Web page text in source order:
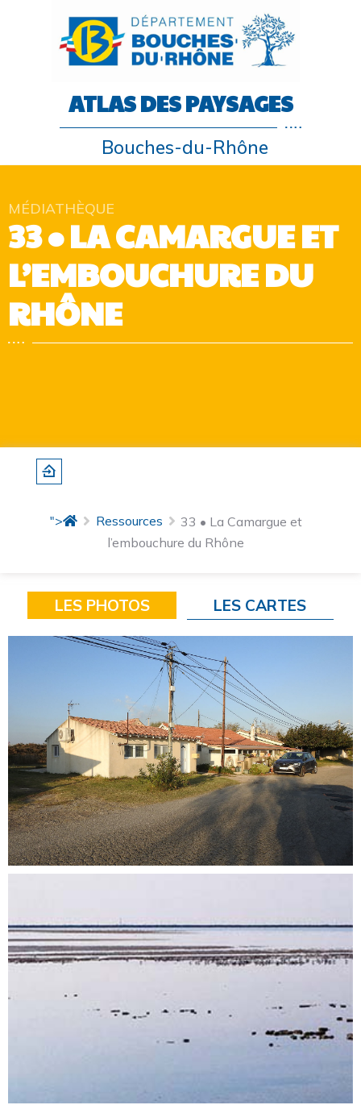
ATLAS DES PAYSAGES
Bouches-du-Rhône
MÉDIATHÈQUE
33 • LA CAMARGUE ET
L’EMBOUCHURE DU
RHÔNE
"> Ressources
33 • La Camargue et
l’embouchure du Rhône
LES PHOTOS LES CARTES